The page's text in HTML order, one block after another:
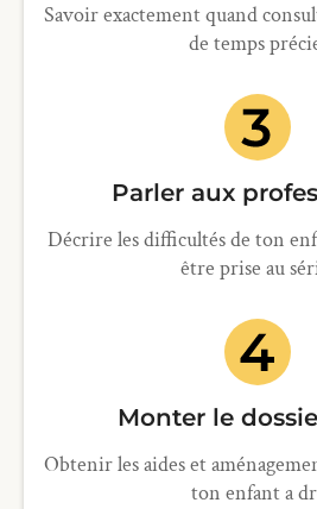
Savoir exactement quand
de temps
Parler aux
Décrire les difficultés de ton
être prise au
Monter le
Obtenir les aides et
ton enfant a